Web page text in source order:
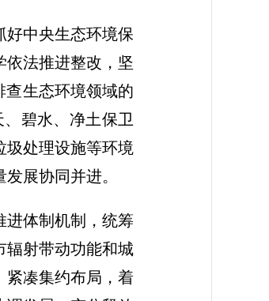
好中央生态环境保
依法推进整改，坚
查生态环境领域的
碧水、净土保卫
圾处理设施等环境
展协同并进。
进体制机制，统筹
辐射带动功能和城
紧凑集约布局，着